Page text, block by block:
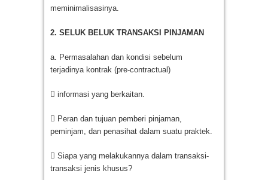
meminimalisasinya.
2. SELUK BELUK TRANSAKSI PINJAMAN
a. Permasalahan dan kondisi sebelum
terjadinya kontrak (pre-contractual)
 informasi yang berkaitan.
 Peran dan tujuan pemberi pinjaman,
peminjam, dan penasihat dalam suatu praktek.
 Siapa yang melakukannya dalam transaksi-
transaksi jenis khusus?